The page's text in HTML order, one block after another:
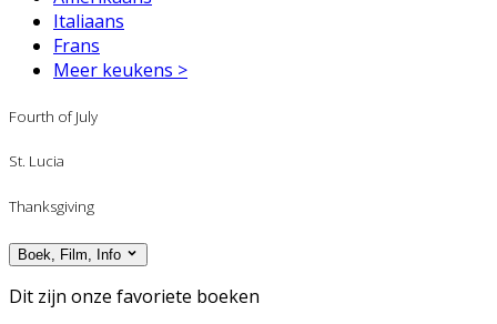
Italiaans
Frans
Meer keukens >
Fourth of July
St. Lucia
Thanksgiving
Boek, Film, Info
Dit zijn onze favoriete boeken